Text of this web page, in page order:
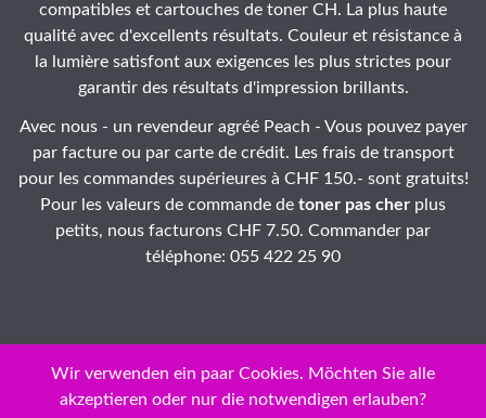
compatibles et cartouches de toner CH. La plus haute
qualité avec d'excellents résultats. Couleur et résistance à
la lumière satisfont aux exigences les plus strictes pour
garantir des résultats d'impression brillants.
Avec nous - un revendeur agréé Peach - Vous pouvez payer
par facture ou par carte de crédit. Les frais de transport
pour les commandes supérieures à CHF 150.- sont gratuits!
Pour les valeurs de commande de toner pas cher plus
petits, nous facturons CHF 7.50. Commander par
téléphone: 055 422 25 90
ID: 32-asn2g2-09
Wir verwenden ein paar Cookies. Möchten Sie alle
akzeptieren oder nur die notwendigen erlauben?